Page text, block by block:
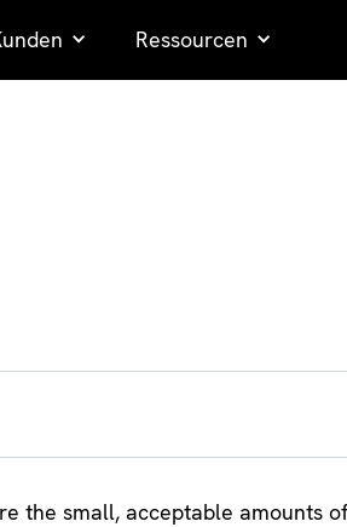
Ressourcen
the small, acceptable amounts